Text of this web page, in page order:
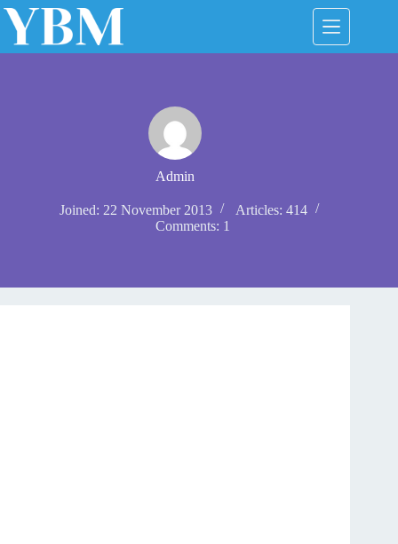
Skip
Admin
Joined: 22 November 2013
Articles: 414
Comments: 1